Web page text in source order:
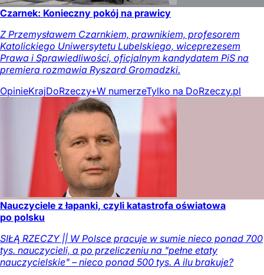
Czarnek: Konieczny pokój na prawicy
Z Przemysławem Czarnkiem, prawnikiem, profesorem
Katolickiego Uniwersytetu Lubelskiego, wiceprezesem
Prawa i Sprawiedliwości, oficjalnym kandydatem PiS na
premiera rozmawia Ryszard Gromadzki.
OpinieKrajDoRzeczy+W numerzeTylko na DoRzeczy.pl
Nauczyciele z łapanki, czyli katastrofa oświatowa
po polsku
SIŁĄ RZECZY || W Polsce pracuje w sumie nieco ponad 700
tys. nauczycieli, a po przeliczeniu na "pełne etaty
nauczycielskie" – nieco ponad 500 tys. A ilu brakuje?